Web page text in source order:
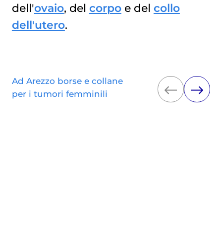
dell'ovaio, del corpoe del collo
dell'utero.
Ad Arezzo borse e collane
per i tumori femminili